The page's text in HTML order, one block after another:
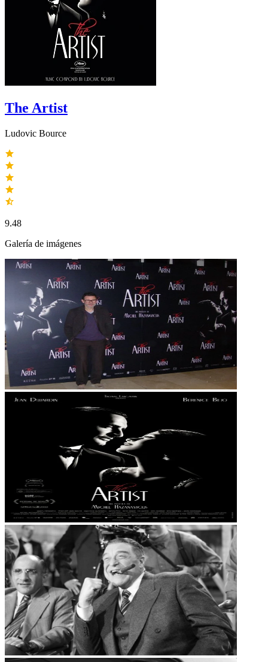
The Artist
Ludovic Bource
9.48
Galería de imágenes